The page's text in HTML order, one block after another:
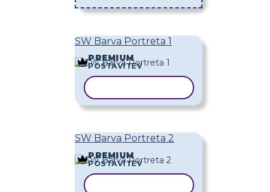
SW Barva Portreta 1
PREMIUM
POSTAVITEV
SW Barva Portreta 2
PREMIUM
POSTAVITEV